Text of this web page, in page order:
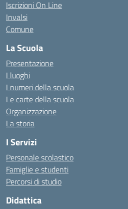
Iscrizioni On Line
Invalsi
Comune
La Scuola
Presentazione
I luoghi
I numeri della scuola
Le carte della scuola
Organizzazione
La storia
I Servizi
Personale scolastico
Famiglie e studenti
Percorsi di studio
Didattica